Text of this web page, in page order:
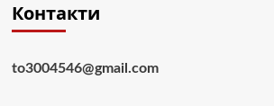
Контакти
to3004546@gmail.com